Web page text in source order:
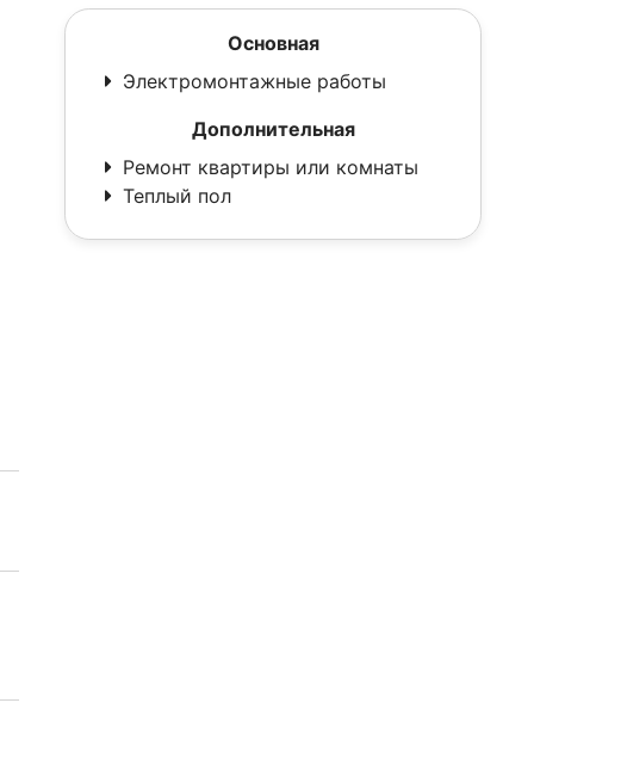
Основная
Электромонтажные работы
Дополнительная
Ремонт квартиры или комнаты
Теплый пол